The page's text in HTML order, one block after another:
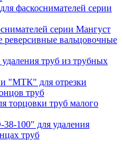
фаскоснимателей серии
серии Мангуст
реверсивные вальцовочные
труб из трубных
"МТК" для отрезки
труб
торцовки труб малого
100" для удаления
труб